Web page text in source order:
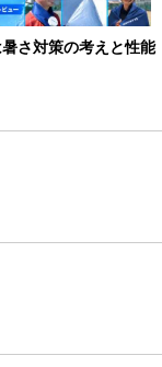
さ対策の考えと性能